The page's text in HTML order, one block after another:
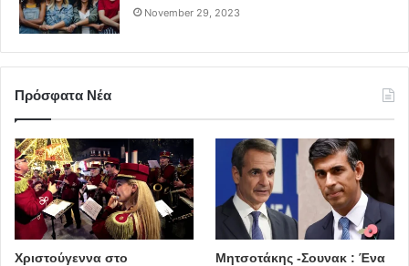
November 29, 2023
Πρόσφατα Νέα
Χριστούγεννα στο
Μητσοτάκης -Σουνακ : Ένα